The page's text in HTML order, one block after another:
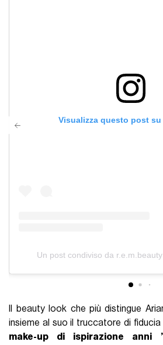
Visualizza questo post su
Un post condiviso da
Il beauty look che più distingue
insieme al suo il truccatore di fiducia
make-up di ispirazione anni